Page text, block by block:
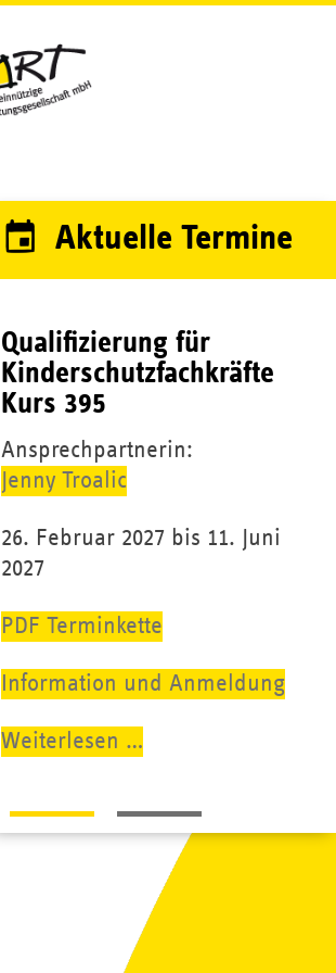
Aktuelle Termine
Qualifizierung für
Kinderschutzfachkräfte
Kurs 395
Ansprechpartnerin:
Jenny Troalic
26. Februar 2027 bis 11. Juni
2027
PDF Terminkette
Information und Anmeldung
Weiterlesen …
Kurs
395